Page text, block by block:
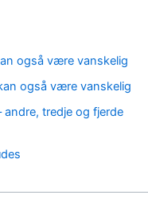
også være vanskelig
også være vanskelig
andre, tredje og fjerde